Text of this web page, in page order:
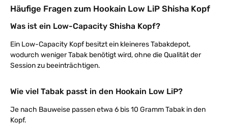
Häufige Fragen zum Hookain Low LiP Shisha Kopf
Was ist ein Low-Capacity Shisha Kopf?
Ein Low-Capacity Kopf besitzt ein kleineres Tabakdepot,
wodurch weniger Tabak benötigt wird, ohne die Qualität der
Session zu beeinträchtigen.
Wie viel Tabak passt in den Hookain Low LiP?
Je nach Bauweise passen etwa 6 bis 10 Gramm Tabak in den
Kopf.